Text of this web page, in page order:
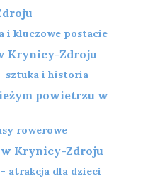
i kluczowe postacie
Krynicy-Zdroju
sztuka i historia
powietrzu w
rowerowe
Krynicy-Zdroju
atrakcja dla dzieci